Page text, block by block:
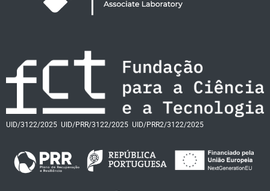
UID/3122/2025 UID/PRR/3122/2025 UID/PRR2/3122/2025